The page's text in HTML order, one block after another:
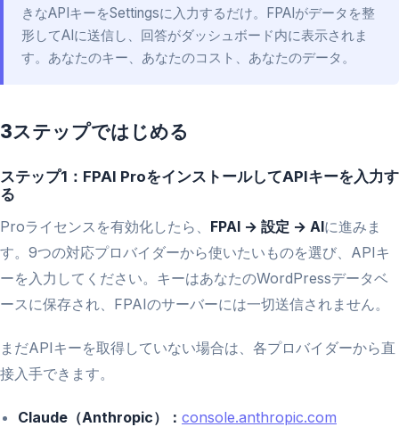
きなAPIキーをSettingsに入力するだけ。FPAIがデータを整
形してAIに送信し、回答がダッシュボード内に表示されま
す。あなたのキー、あなたのコスト、あなたのデータ。
3ステップではじめる
ステップ1：FPAI ProをインストールしてAPIキーを入力す
る
Proライセンスを有効化したら、 FPAI → 設定 → AIに進みま
す。9つの対応プロバイダーから使いたいものを選び、APIキ
ーを入力してください。キーはあなたのWordPressデータベ
ースに保存され、FPAIのサーバーには一切送信されません。
まだAPIキーを取得していない場合は、各プロバイダーから直
接入手できます。
Claude（Anthropic）： console.anthropic.com